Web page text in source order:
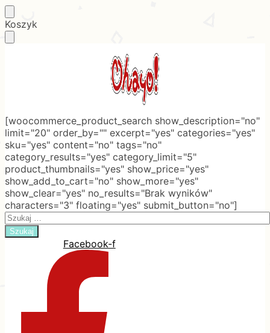
Skip
to
Skip
to
Koszyk
[woocommerce_product_search show_description="no"
limit="20" order_by="" excerpt="yes" categories="yes"
sku="yes" content="no" tags="no"
category_results="yes" category_limit="5"
product_thumbnails="yes" show_price="yes"
show_add_to_cart="no" show_more="yes"
show_clear="yes" no_results="Brak wyników"
characters="3" floating="yes" submit_button="no"]
Search
for:
Facebook-f